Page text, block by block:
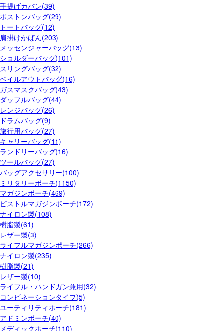
手提げカバン(39)
ボストンバッグ(29)
トートバッグ(12)
肩掛けかばん(203)
メッセンジャーバッグ(13)
ショルダーバッグ(101)
スリングバッグ(32)
ベイルアウトバッグ(16)
ガスマスクバッグ(43)
ダッフルバッグ(44)
レンジバッグ(26)
ドラムバッグ(9)
旅行用バッグ(27)
キャリーバッグ(11)
ランドリーバッグ(16)
ツールバッグ(27)
バッグアクセサリー(100)
ミリタリーポーチ(1150)
マガジンポーチ(469)
ピストルマガジンポーチ(172)
ナイロン製(108)
樹脂製(61)
レザー製(3)
ライフルマガジンポーチ(266)
ナイロン製(235)
樹脂製(21)
レザー製(10)
ライフル・ハンドガン兼用(32)
コンビネーションタイプ(5)
ユーティリティポーチ(181)
アドミンポーチ(40)
メディックポーチ(110)